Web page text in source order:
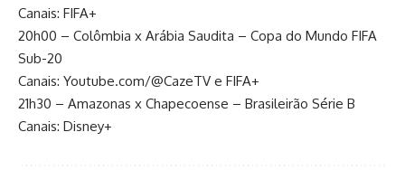
Canais: FIFA+
20h00 – Colômbia x Arábia Saudita – Copa do Mundo FIFA
Sub-20
Canais: Youtube.com/@CazeTV e FIFA+
21h30 – Amazonas x Chapecoense – Brasileirão Série B
Canais: Disney+